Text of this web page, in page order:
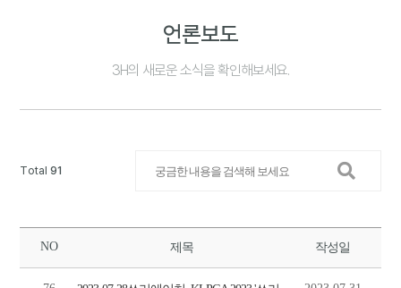
언론보도
3H의 새로운 소식을 확인해보세요.
Total91
NO 제목 작성일